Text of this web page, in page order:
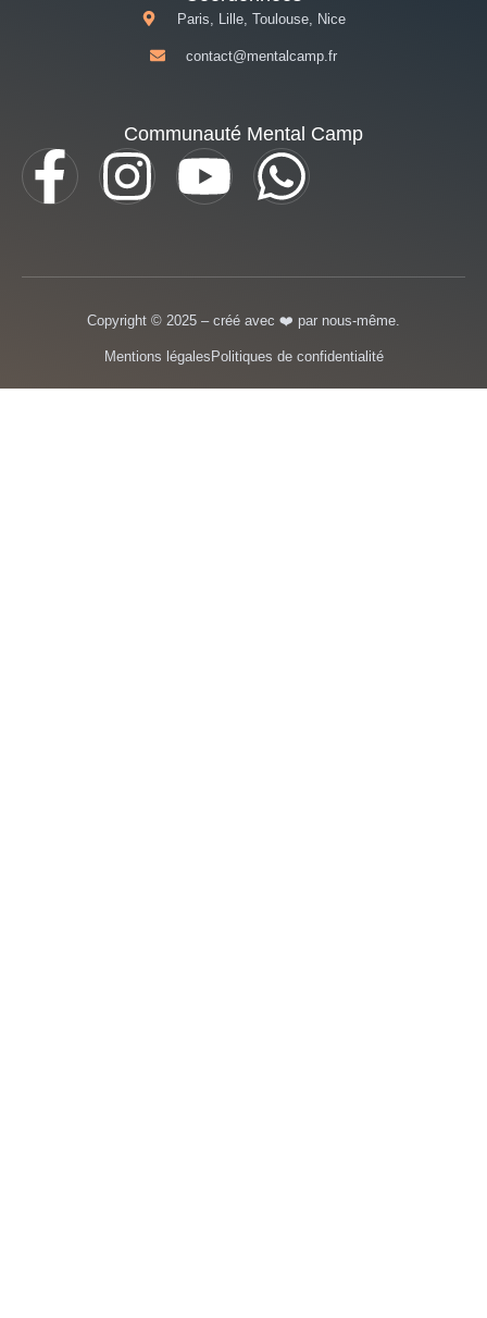
Paris, Lille, Toulouse, Nice
contact@mentalcamp.fr
Communauté Mental Camp
Copyright © 2025 – créé avec ❤️️ par nous-même.
Mentions légales Politiques de confidentialité